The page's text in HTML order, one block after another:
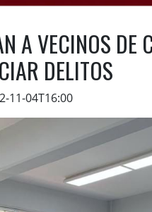
A VECINOS
DELITOS
11-04T16:00